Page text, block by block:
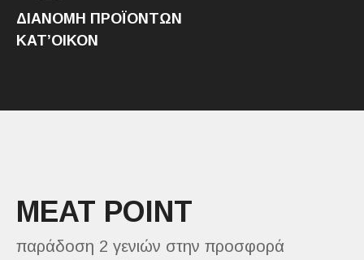
ΔΙΑΝΟΜΗ ΠΡΟΪΟΝΤΩΝ
ΚΑΤ’ΟΙΚΟΝ
MEAT POINT
παράδοση 2 γενιών στην προσφορά